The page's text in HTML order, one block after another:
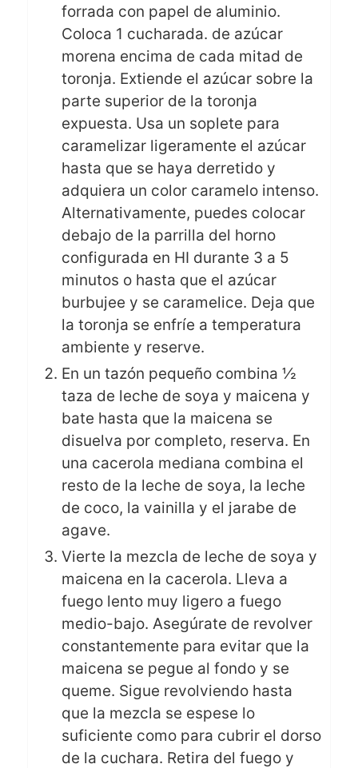
forrada con papel de aluminio.
Coloca 1 cucharada. de azúcar
morena encima de cada mitad de
toronja. Extiende el azúcar sobre la
parte superior de la toronja
expuesta. Usa un soplete para
caramelizar ligeramente el azúcar
hasta que se haya derretido y
adquiera un color caramelo intenso.
Alternativamente, puedes colocar
debajo de la parrilla del horno
configurada en HI durante 3 a 5
minutos o hasta que el azúcar
burbujee y se caramelice. Deja que
la toronja se enfríe a temperatura
ambiente y reserve.
En un tazón pequeño combina ½
taza de leche de soya y maicena y
bate hasta que la maicena se
disuelva por completo, reserva. En
una cacerola mediana combina el
resto de la leche de soya, la leche
de coco, la vainilla y el jarabe de
agave.
Vierte la mezcla de leche de soya y
maicena en la cacerola. Lleva a
fuego lento muy ligero a fuego
medio-bajo. Asegúrate de revolver
constantemente para evitar que la
maicena se pegue al fondo y se
queme. Sigue revolviendo hasta
que la mezcla se espese lo
suficiente como para cubrir el dorso
de la cuchara. Retira del fuego y